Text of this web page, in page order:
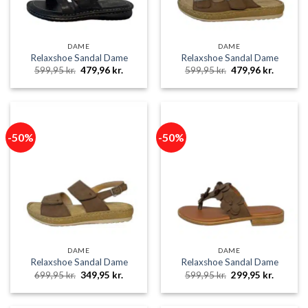
DAME
Relaxshoe Sandal Dame
599,95kr. Den
oprindelige
pris
479,96 kr.Den
pris
479,96 kr..
DAME
Relaxshoe Sandal Dame
599,95kr. Den
oprindelige
pris
479,96 kr.Den
pris
479,96
-50%
DAME
Relaxshoe Sandal Dame
699,95kr. Den
oprindelige
pris
349,95 kr.
pris
-50%
DAME
Relaxshoe Sandal Dame
599,95kr. Den
oprindelige
pris
299,95 kr.
pris